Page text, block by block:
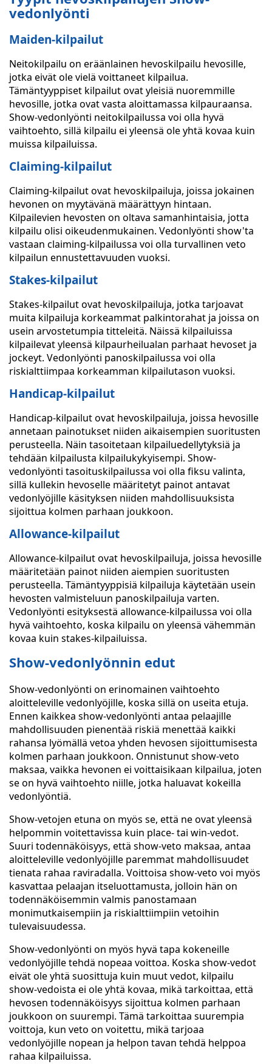
vedonlyönti
Maiden-kilpailut
Neitokilpailu on eräänlainen hevoskilpailu hevosille,
jotka eivät ole vielä voittaneet kilpailua.
Tämäntyyppiset kilpailut ovat yleisiä nuoremmille
hevosille, jotka ovat vasta aloittamassa kilpauraansa.
Show-vedonlyönti neitokilpailussa voi olla hyvä
vaihtoehto, sillä kilpailu ei yleensä ole yhtä kovaa kuin
muissa kilpailuissa.
Claiming-kilpailut
Claiming-kilpailut ovat hevoskilpailuja, joissa jokainen
hevonen on myytävänä määrättyyn hintaan.
Kilpailevien hevosten on oltava samanhintaisia, jotta
kilpailu olisi oikeudenmukainen. Vedonlyönti show'ta
vastaan claiming-kilpailussa voi olla turvallinen veto
kilpailun ennustettavuuden vuoksi.
Stakes-kilpailut
Stakes-kilpailut ovat hevoskilpailuja, jotka tarjoavat
muita kilpailuja korkeammat palkintorahat ja joissa on
usein arvostetumpia titteleitä. Näissä kilpailuissa
kilpailevat yleensä kilpaurheilualan parhaat hevoset ja
jockeyt. Vedonlyönti panoskilpailussa voi olla
riskialttiimpaa korkeamman kilpailutason vuoksi.
Handicap-kilpailut
Handicap-kilpailut ovat hevoskilpailuja, joissa hevosille
annetaan painotukset niiden aikaisempien suoritusten
perusteella. Näin tasoitetaan kilpailuedellytyksiä ja
tehdään kilpailusta kilpailukykyisempi. Show-
vedonlyönti tasoituskilpailussa voi olla fiksu valinta,
sillä kullekin hevoselle määritetyt painot antavat
vedonlyöjille käsityksen niiden mahdollisuuksista
sijoittua kolmen parhaan joukkoon.
Allowance-kilpailut
Allowance-kilpailut ovat hevoskilpailuja, joissa hevosille
määritetään painot niiden aiempien suoritusten
perusteella. Tämäntyyppisiä kilpailuja käytetään usein
hevosten valmisteluun panoskilpailuja varten.
Vedonlyönti esityksestä allowance-kilpailussa voi olla
hyvä vaihtoehto, koska kilpailu on yleensä vähemmän
kovaa kuin stakes-kilpailuissa.
Show-vedonlyönnin edut
Show-vedonlyönti on erinomainen vaihtoehto
aloitteleville vedonlyöjille, koska sillä on useita etuja.
Ennen kaikkea show-vedonlyönti antaa pelaajille
mahdollisuuden pienentää riskiä menettää kaikki
rahansa lyömällä vetoa yhden hevosen sijoittumisesta
kolmen parhaan joukkoon. Onnistunut show-veto
maksaa, vaikka hevonen ei voittaisikaan kilpailua, joten
se on hyvä vaihtoehto niille, jotka haluavat kokeilla
vedonlyöntiä.
Show-vetojen etuna on myös se, että ne ovat yleensä
helpommin voitettavissa kuin place- tai win-vedot.
Suuri todennäköisyys, että show-veto maksaa, antaa
aloitteleville vedonlyöjille paremmat mahdollisuudet
tienata rahaa raviradalla. Voittoisa show-veto voi myös
kasvattaa pelaajan itseluottamusta, jolloin hän on
todennäköisemmin valmis panostamaan
monimutkaisempiin ja riskialttiimpiin vetoihin
tulevaisuudessa.
Show-vedonlyönti on myös hyvä tapa kokeneille
vedonlyöjille tehdä nopeaa voittoa. Koska show-vedot
eivät ole yhtä suosittuja kuin muut vedot, kilpailu
show-vedoista ei ole yhtä kovaa, mikä tarkoittaa, että
hevosen todennäköisyys sijoittua kolmen parhaan
joukkoon on suurempi. Tämä tarkoittaa suurempia
voittoja, kun veto on voitettu, mikä tarjoaa
vedonlyöjille nopean ja helpon tavan tehdä helppoa
rahaa kilpailuissa.